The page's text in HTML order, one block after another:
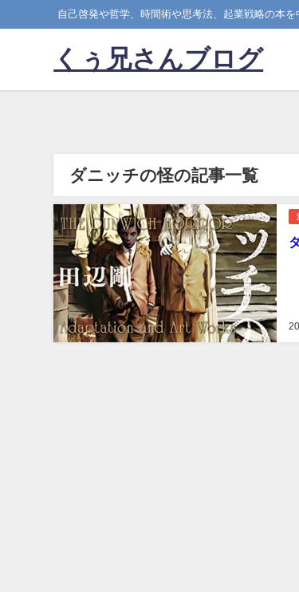
自己啓発や哲学、時間術や思考法、起業戦略の本
くぅ兄さんブログ
ダニッチの怪の記事一覧